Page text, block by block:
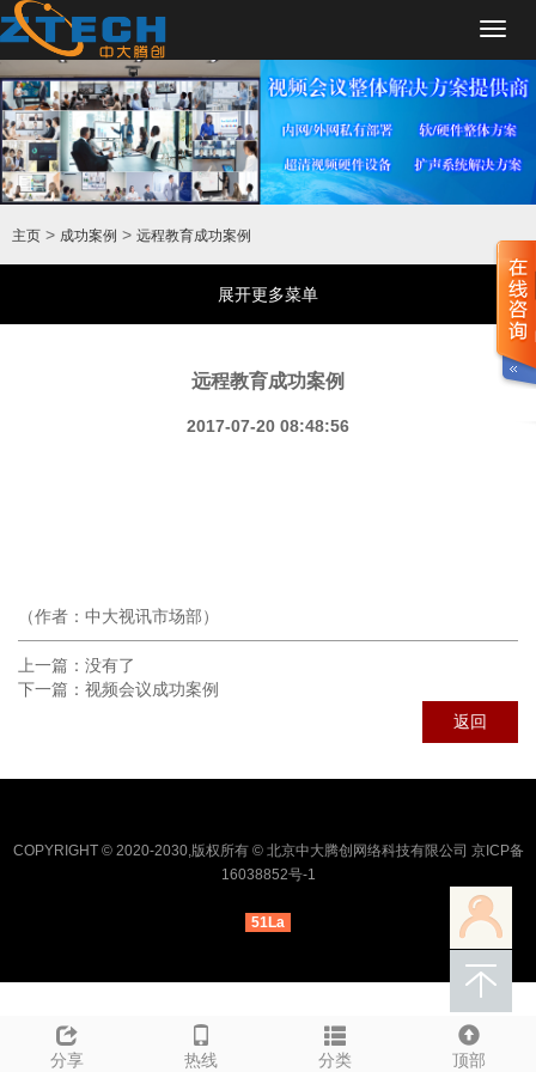
主页 > 成功案例 > 远程教育成功案例
展开更多菜单
远程教育成功案例
2017-07-20 08:48:56
（作者：中大视讯市场部）
上一篇： 没有了
下一篇： 视频会议成功案例
返回
分享 热线 分类 顶部
COPYRIGHT © 2020-2030,版权所有 © 北京中大腾创网络科技有限公司 京ICP备
16038852号-1
51La